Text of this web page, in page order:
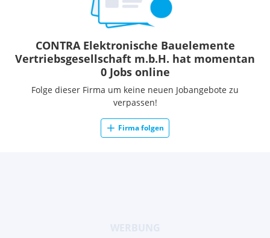
CONTRA Elektronische Bauelemente
Vertriebsgesellschaft m.b.H. hat momentan
0 Jobs online
Folge dieser Firma um keine neuen Jobangebote zu
verpassen!
Firma folgen